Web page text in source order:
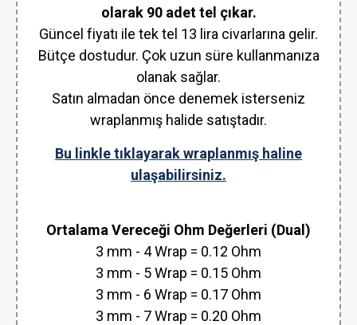
olarak 90 adet tel çıkar.
Güncel fiyatı ile tek tel 13 lira civarlarına gelir.
Bütçe dostudur. Çok uzun süre kullanmanıza
olanak sağlar.
Satın almadan önce denemek isterseniz
wraplanmış halide satıştadır.
Bu linkle tıklayarak wraplanmış haline
ulaşabilirsiniz.
Ortalama Vereceği Ohm Değerleri (Dual)
3 mm - 4 Wrap = 0.12 Ohm
3 mm - 5 Wrap = 0.15 Ohm
3 mm - 6 Wrap = 0.17 Ohm
3 mm - 7 Wrap = 0.20 Ohm